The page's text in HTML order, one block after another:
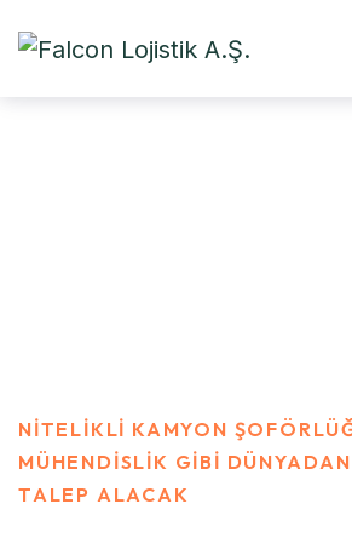
NITELIKLI KAMYON
MÜHENDISLIK GIBI
TALEP ALACAK